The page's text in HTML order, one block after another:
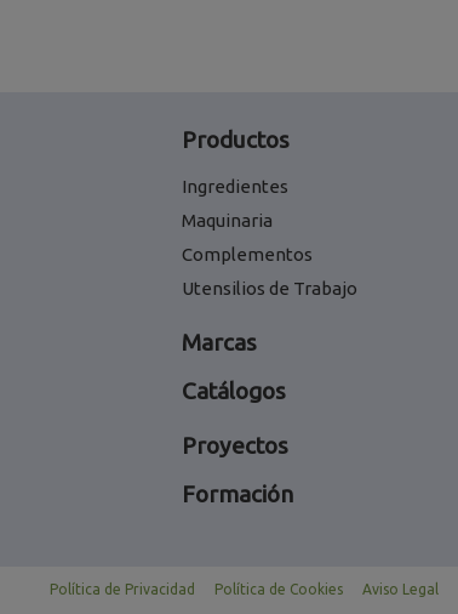
Productos
Ingredientes
Maquinaria
Complementos
Utensilios de Trabajo
Marcas
Catálogos
Proyectos
Formación
Política de Privacidad Política de Cookies Aviso Legal